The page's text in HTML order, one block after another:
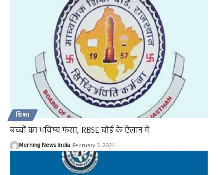
शिक्षा
बच्चों का भविष्य फंसा, RBSE बोर्ड के ऐलान में
Morning News India February 3, 2024